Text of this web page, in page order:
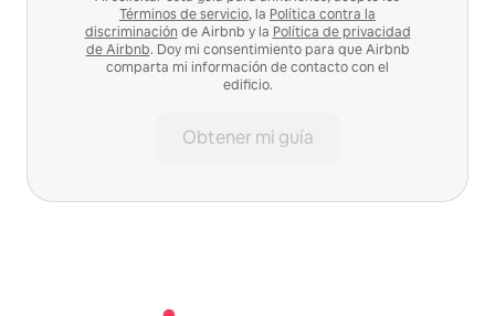
Términos de servicio, la Política contra la
discriminación de Airbnb y la Política de privacidad
de Airbnb. Doy mi consentimiento para que Airbnb
comparta mi información de contacto con el
edificio.
Obtener mi guía